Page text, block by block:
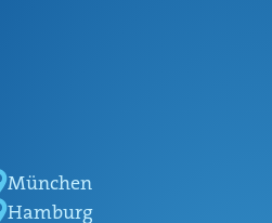
München
Hamburg